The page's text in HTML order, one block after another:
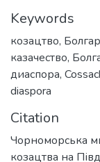
Keywords
козацтво,
казачество,
диаспора,
diaspora
Citation
Чорноморська
козацтва на